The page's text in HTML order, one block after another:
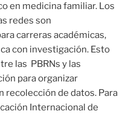
en medicina familiar. Los
redes son
carreras académicas,
con investigación. Esto
las PBRNs y las
para organizar
de datos. Para
Internacional de